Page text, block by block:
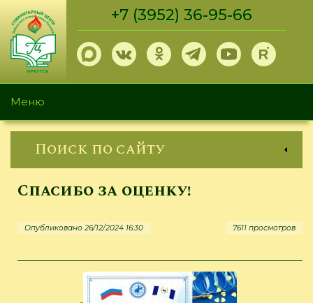
Перейти
основному
содержанию
+7 (3952) 36-95-66
Меню
Поиск по сайту
Спасибо за оценку!
Опубликовано 26/12/2024 16:30 7611 просмотров